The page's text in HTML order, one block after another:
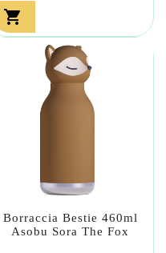

Borraccia Bestie 460ml
Asobu Sora The Fox